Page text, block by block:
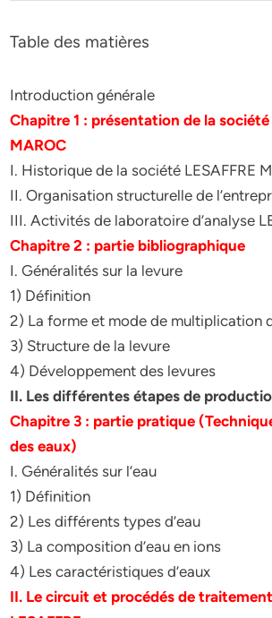
Table des matières
Introduction générale
Chapitre 1 : présentation de la société
MAROC
I. Historique de la société LESAFFRE
II. Organisation structurelle de
III. Activités de laboratoire d’analyse
Chapitre 2 : partie bibliographique
I. Généralités sur la levure
1) Définition
2) La forme et mode de multiplication
3) Structure de la levure
4) Développement des levures
II. Les différentes étapes de
Chapitre 3 : partie pratique
des eaux)
I. Généralités sur l’eau
1) Définition
2) Les différents types d’eau
3) La composition d’eau en ions
4) Les caractéristiques d’eaux
II. Le circuit et procédés de traitement